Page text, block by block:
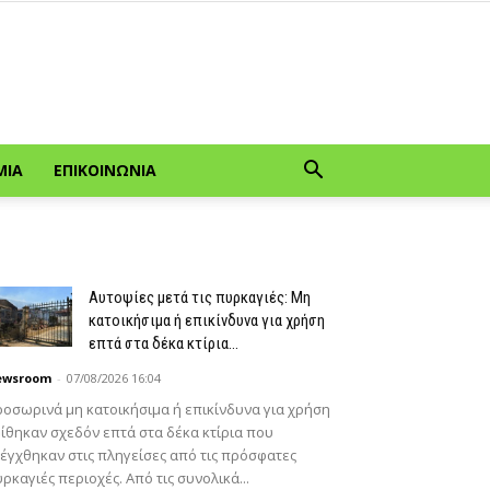
ΕΠΙΚΟΙΝΩΝΊΑ
Αυτοψίες μετά τις πυρκαγιές: Μη
κατοικήσιμα ή επικίνδυνα για χρήση
επτά στα δέκα κτίρια...
- 07/08/2026 16:04
μη κατοικήσιμα ή επικίνδυνα για χρήση
σχεδόν επτά στα δέκα κτίρια που
στις πληγείσες από τις πρόσφατες
περιοχές. Από τις συνολικά...